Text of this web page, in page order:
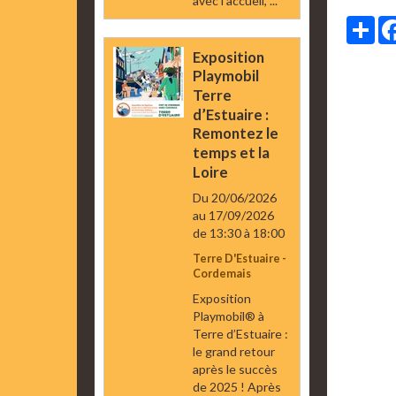
Exposition
Playmobil
Terre
d’Estuaire :
Remontez le
temps et la
Loire
Du 20/06/2026
au 17/09/2026
de 13:30à 18:00
Terre D'Estuaire -
Cordemais
Exposition
Playmobil® à
Terre d’Estuaire :
le grand retour
après le succès
de 2025 ! Après